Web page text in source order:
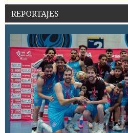
REPORTAJES